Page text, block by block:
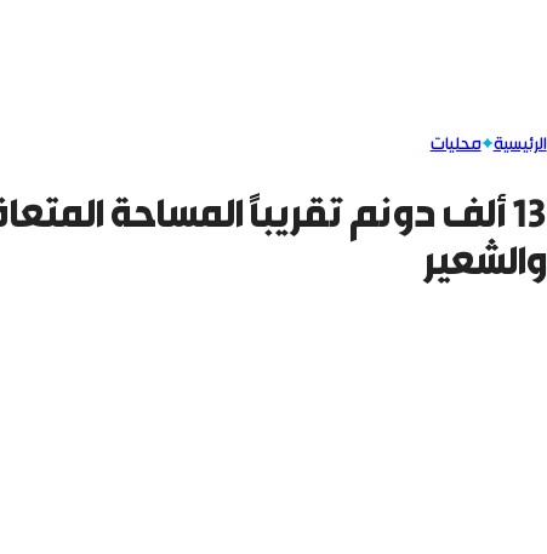
الرئيسية محليات
13 ألف دونم تقريباً المساحة
والشعير